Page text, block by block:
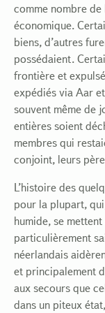
comme nombre
économique.
biens, d’autres
possédaient.
frontière et
expédiés via Aar
souvent même de
entières soient
membres qui
conjoint, leurs
L’histoire des
pour la plupart,
humide, se
particulièrement
néerlandais
et principalement
aux secours que
dans un piteux